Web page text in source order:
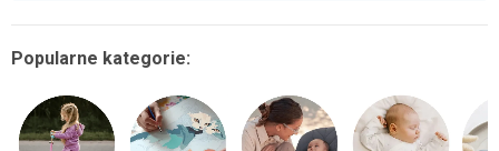
Popularne kategorie: